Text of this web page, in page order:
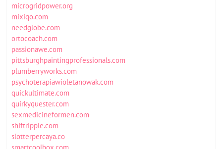
microgridpower.org
mixiqo.com
needglobe.com
ortocoach.com
passionawe.com
pittsburghpaintingprofessionals.com
plumberryworks.com
psychoterapiawioletanowak.com
quickultimate.com
quirkyquester.com
sexmedicineformen.com
shiftripple.com
slotterpercaya.co